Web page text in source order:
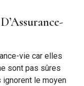
vie car elles
sont pas sûres
ignorent le moyen